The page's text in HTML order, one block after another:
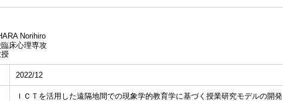
Norihiro
床心理専攻
2022/12
ＩＣＴを活用した遠隔地間での現象学的教育学に基づく授業研究モデルの開発